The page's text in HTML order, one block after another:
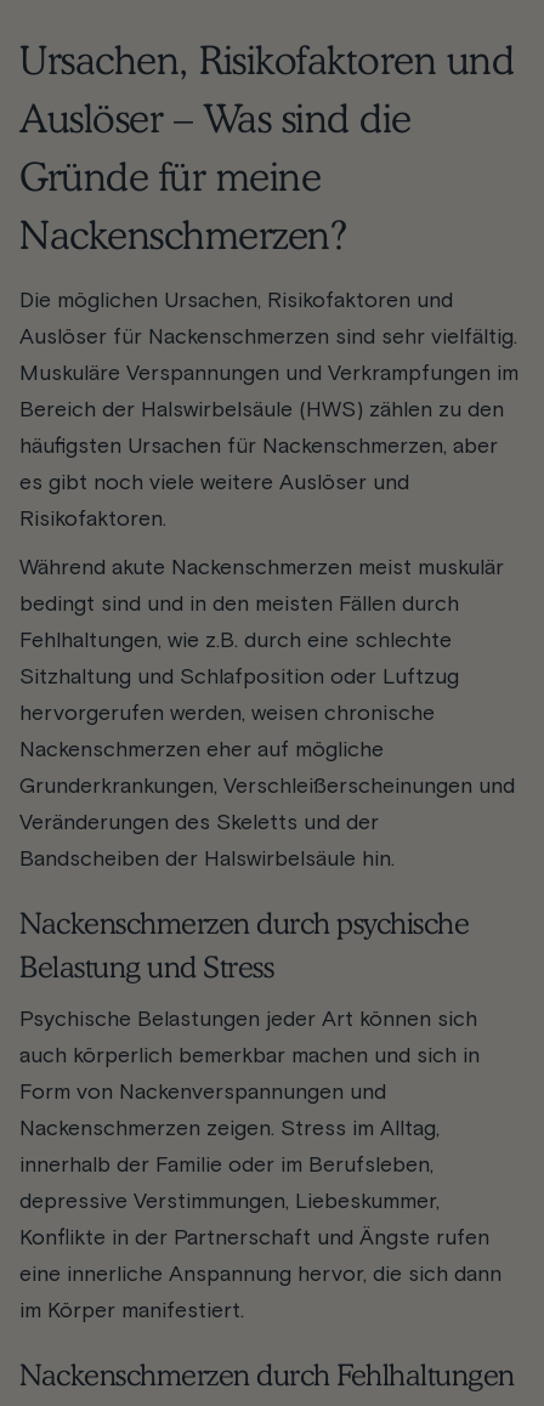
Ursachen, Risikofaktoren und
Auslöser – Was sind die
Gründe für meine
Nackenschmerzen?
Die möglichen Ursachen, Risikofaktoren und
Auslöser für Nackenschmerzen sind sehr vielfältig.
Muskuläre Verspannungen und Verkrampfungen im
Bereich der Halswirbelsäule (HWS) zählen zu den
häufigsten Ursachen für Nackenschmerzen, aber
es gibt noch viele weitere Auslöser und
Risikofaktoren.
Während akute Nackenschmerzen meist muskulär
bedingt sind und in den meisten Fällen durch
Fehlhaltungen, wie z.B. durch eine schlechte
Sitzhaltung und Schlafposition oder Luftzug
hervorgerufen werden, weisen chronische
Nackenschmerzen eher auf mögliche
Grunderkrankungen, Verschleißerscheinungen und
Veränderungen des Skeletts und der
Bandscheiben der Halswirbelsäule hin.
Nackenschmerzen durch psychische
Belastung und Stress
Psychische Belastungen jeder Art können sich
auch körperlich bemerkbar machen und sich in
Form von Nackenverspannungen und
Nackenschmerzen zeigen. Stress im Alltag,
innerhalb der Familie oder im Berufsleben,
depressive Verstimmungen, Liebeskummer,
Konflikte in der Partnerschaft und Ängste rufen
eine innerliche Anspannung hervor, die sich dann
im Körper manifestiert.
Nackenschmerzen durch Fehlhaltungen